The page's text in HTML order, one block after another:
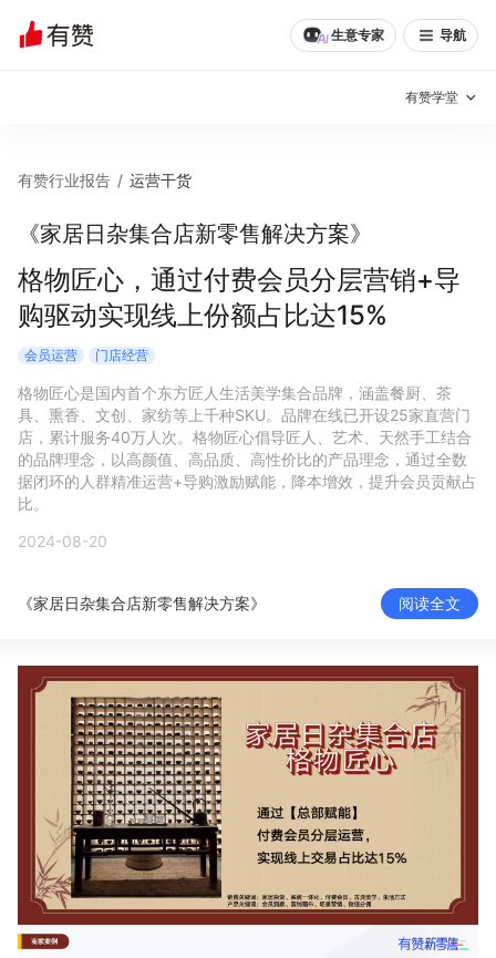
生意专家 导航
有赞学堂
有赞说增长
私域日历 增长方法
有赞说案例拆解 有赞专家说
有赞成功案例 新零售最佳实践
有赞春季发布会 实干家直播间
新零售大会 新零售茶会
智库 产品场景库
产品更新动态 帮助中心
行业洞察
品牌消费观 行业报告
新零售资讯
培训课程
有赞行业报告 / 运营干货
《家居日杂集合店新零售解决方案》
格物匠心，通过付费会员分层营销+导
购驱动实现线上份额占比达15%
会员运营 门店经营
格物匠心是国内首个东方匠人生活美学集合品牌，涵盖餐厨、茶
具、熏香、文创、家纺等上千种SKU。品牌在线已开设25家直营门
店，累计服务40万人次。格物匠心倡导匠人、艺术、天然手工结合
的品牌理念，以高颜值、高品质、高性价比的产品理念，通过全数
据闭环的人群精准运营+导购激励赋能，降本增效，提升会员贡献占
比。
2024-08-20
《家居日杂集合店新零售解决方案》 阅读全文